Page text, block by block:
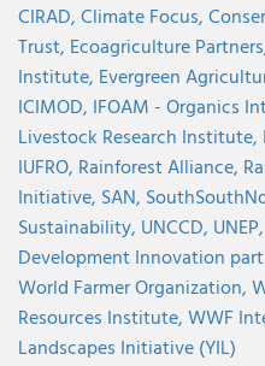
CIRAD,Climate Focus,
Trust, Ecoagriculture
Institute, Evergreen
ICIMOD, IFOAM - Organics
Livestock Research Institute,
IUFRO, Rainforest Alliance,
Initiative, SAN,
Sustainability, UNCCD, UNEP,
Development Innovation
World Farmer Organization,
Resources Institute,WWF
Landscapes Initiative (YIL)